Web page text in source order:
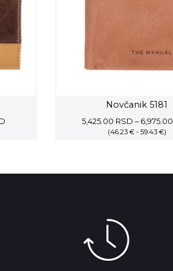
Current
Novčanik 5181
5,425.00 RSD – 6,975.00
(46.23 € - 59.43 €)